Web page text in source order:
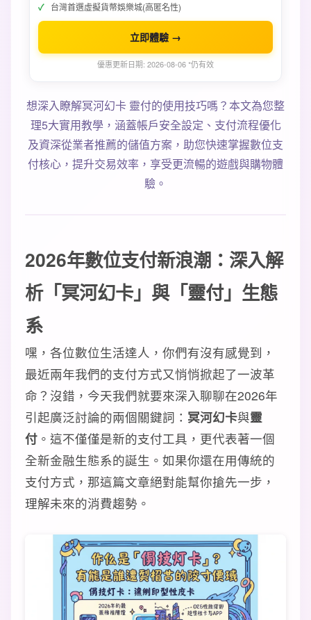
台灣首選虛擬貨幣娛樂城(高匿名性)
立即體驗 →
優惠更新日期: 2026-08-06 *仍有效
想深入瞭解冥河幻卡 靈付的使用技巧嗎？本文為您整
理5大實用教學，涵蓋帳戶安全設定、支付流程優化
及資深從業者推薦的儲值方案，助您快速掌握數位支
付核心，提升交易效率，享受更流暢的遊戲與購物體
驗。
2026年數位支付新浪潮：深入解
析「冥河幻卡」與「靈付」生態
系
嘿，各位數位生活達人，你們有沒有感覺到，
最近兩年我們的支付方式又悄悄掀起了一波革
命？沒錯，今天我們就要來深入聊聊在2026年
引起廣泛討論的兩個關鍵詞： 冥河幻卡與靈
付 。這不僅僅是新的支付工具，更代表著一個
全新金融生態系的誕生。如果你還在用傳統的
支付方式，那這篇文章絕對能幫你搶先一步，
理解未來的消費趨勢。